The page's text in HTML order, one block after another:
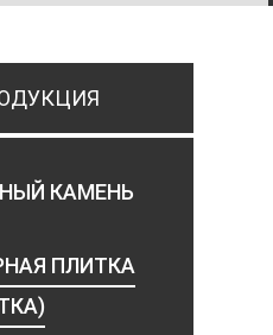
КАМЕНЬ
ПЛИТКА